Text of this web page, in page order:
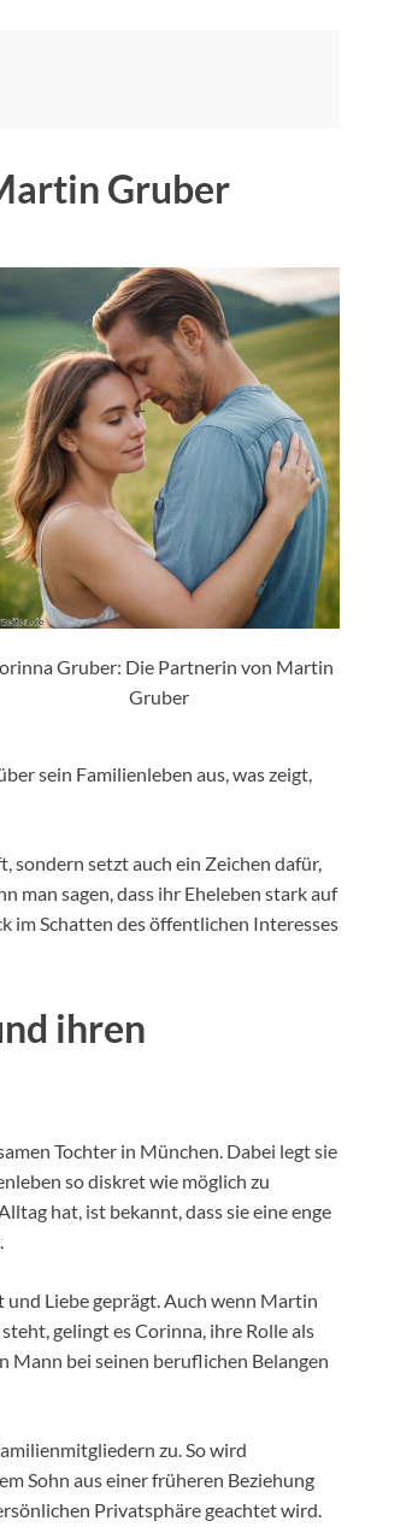
Gruber
Gruber: Die Partnerin von Martin
Gruber
sein Familienleben aus, was zeigt,
setzt auch ein Zeichen dafür,
man sagen, dass ihr Eheleben stark auf
im Schatten des öffentlichen Interesses
ihren
Tochter in München. Dabei legt sie
so diskret wie möglich zu
hat, ist bekannt, dass sie eine enge
und Liebe geprägt. Auch wenn Martin
gelingt es Corinna, ihre Rolle als
bei seinen beruflichen Belangen
zu. So wird
Sohn aus einer früheren Beziehung
Privatsphäre geachtet wird.